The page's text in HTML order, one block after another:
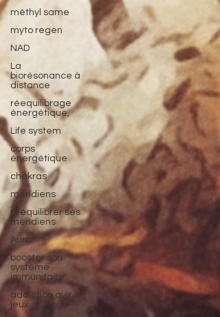
méthyl same
myto regen
NAD
La
biorésonance à
distance
réequilibrage
énergétique,
Life system
corps
énergétique
chakras
méridiens
rééquilibrer ses
méridiens
Aura
booster son
système
immunitaire
addiction aux
jeux